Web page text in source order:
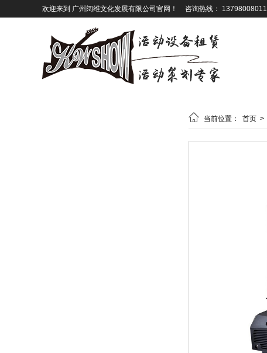
欢迎来到 广州阔维文化发展有限公司官网！ 咨询热线： 13798008011
 当前位置： 首页 >